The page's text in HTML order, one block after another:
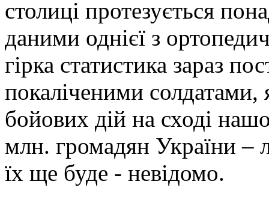
столиці протезується
даними однієї з
гірка статистика зараз
покаліченими солдатами,
бойових дій на сході
млн. громадян України –
їх ще буде - невідомо.